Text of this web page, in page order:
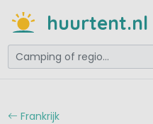
huurtent.nl
Frankrijk